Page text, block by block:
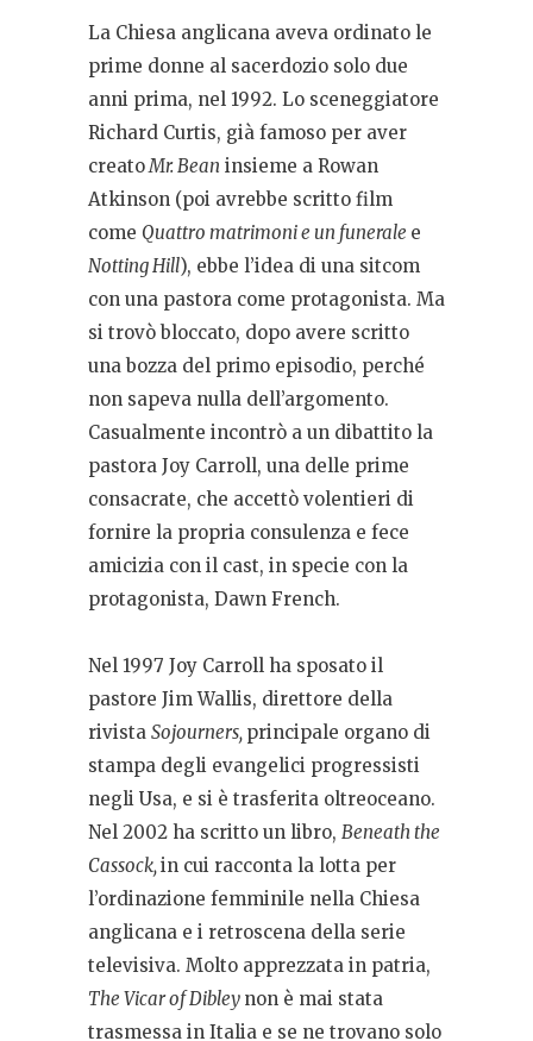
La Chiesa anglicana aveva ordinato le
prime donne al sacerdozio solo due
anni prima, nel 1992. Lo sceneggiatore
Richard Curtis, già famoso per aver
creato Mr. Bean insieme a Rowan
Atkinson (poi avrebbe scritto film
come Quattro matrimoni e un funerale e
Notting Hill), ebbe l’idea di una sitcom
con una pastora come protagonista. Ma
si trovò bloccato, dopo avere scritto
una bozza del primo episodio, perché
non sapeva nulla dell’argomento.
Casualmente incontrò a un dibattito la
pastora Joy Carroll, una delle prime
consacrate, che accettò volentieri di
fornire la propria consulenza e fece
amicizia con il cast, in specie con la
protagonista, Dawn French.
Nel 1997 Joy Carroll ha sposato il
pastore Jim Wallis, direttore della
rivista Sojourners, principale organo di
stampa degli evangelici progressisti
negli Usa, e si è trasferita oltreoceano.
Nel 2002 ha scritto un libro, Beneath the
Cassock, in cui racconta la lotta per
l’ordinazione femminile nella Chiesa
anglicana e i retroscena della serie
televisiva. Molto apprezzata in patria,
The Vicar of Dibley non è mai stata
trasmessa in Italia e se ne trovano solo